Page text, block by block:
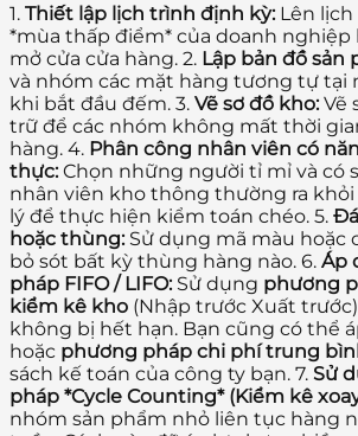
1. Thiết lập lịch trình định kỳ:Lên lịch
*mùa thấp điểm* của doanh nghiệp
mở cửa cửa hàng. 2. Lập bản đồ sản
và nhóm các mặt hàng tương tự tại
khi bắt đầu đếm. 3. Vẽ sơ đồ kho:Vẽ
trữ để các nhóm không mất thời
hàng. 4. Phân công nhân viên có
thực:Chọn những người tỉ mỉ và có
nhân viên kho thông thường ra
lý để thực hiện kiểm toán chéo. 5.
hoặc thùng:Sử dụng mã màu hoặc
bỏ sót bất kỳ thùng hàng nào. 6. Áp
pháp FIFO / LIFO:Sử dụng phương
kiểm kê kho (Nhập trước Xuất
không bị hết hạn. Bạn cũng có thể
hoặc phương pháp chi phí trung
sách kế toán của công ty bạn. 7. Sử
pháp *Cycle Counting* (Kiểm kê
nhóm sản phẩm nhỏ liên tục hàng